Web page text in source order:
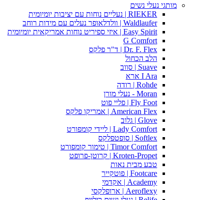
מותגי נעלי נשים
RIEKER | נעליים נוחות עם יציבות יומיומית
Waldlaufer | וולדלאופר נעלים עם מידות רוחב
Easy Spirit | איזי ספיריט נוחות אמריקאית יומיומית
G Comfort
Dr. F. Flex | ד"ר פלקס
הלב הכחול
Suave | סווב
I Ara ארא
Rohde | רודה
Moran - נעלי מורן
Fly Foot | פליי פוט
American Flex | אמריקו פלקס
Glove | גלוב
Lady Comfort | ליידי קומפורט
Softlex | סופטפלקס
Timor Comfort | טימור קומפורט
Kroten-Propet | קרוטן-פרופט
טבע מבית נאות
Footcare | פוטקייר
Academy | אקדמי
Aeroflexy | ארופלקסי